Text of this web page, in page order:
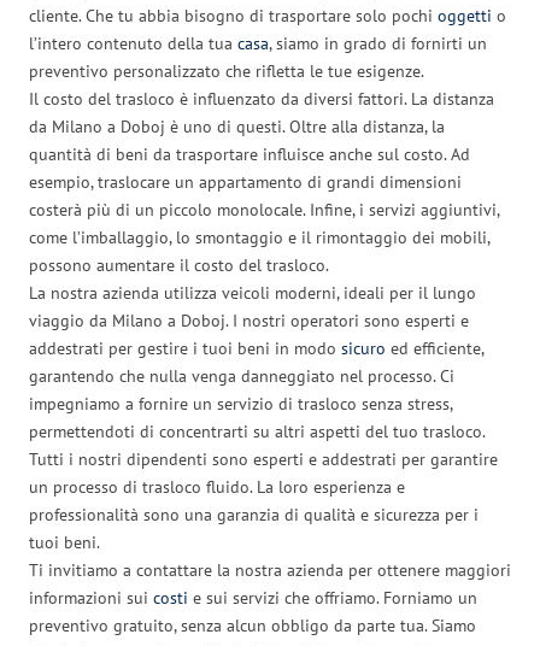
cliente. Che tu abbia bisogno di trasportare solo pochi oggetti o
l’intero contenuto della tua casa, siamo in grado di fornirti un
preventivo personalizzato che rifletta le tue esigenze.
Il costo del trasloco è influenzato da diversi fattori. La distanza
da Milano a Doboj è uno di questi. Oltre alla distanza, la
quantità di beni da trasportare influisce anche sul costo. Ad
esempio, traslocare un appartamento di grandi dimensioni
costerà più di un piccolo monolocale. Infine, i servizi aggiuntivi,
come l’imballaggio, lo smontaggio e il rimontaggio dei mobili,
possono aumentare il costo del trasloco.
La nostra azienda utilizza veicoli moderni, ideali per il lungo
viaggio da Milano a Doboj. I nostri operatori sono esperti e
addestrati per gestire i tuoi beni in modo sicuro ed efficiente,
garantendo che nulla venga danneggiato nel processo. Ci
impegniamo a fornire un servizio di trasloco senza stress,
permettendoti di concentrarti su altri aspetti del tuo trasloco.
Tutti i nostri dipendenti sono esperti e addestrati per garantire
un processo di trasloco fluido. La loro esperienza e
professionalità sono una garanzia di qualità e sicurezza per i
tuoi beni.
Ti invitiamo a contattare la nostra azienda per ottenere maggiori
informazioni sui costi e sui servizi che offriamo. Forniamo un
preventivo gratuito, senza alcun obbligo da parte tua. Siamo